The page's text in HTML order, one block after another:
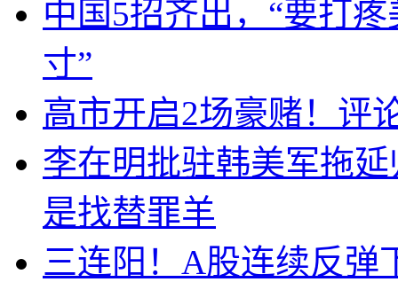
中国5招齐出，“要打
寸”
高市开启2场豪赌！评
李在明批驻韩美军拖
是找替罪羊
三连阳！A股连续反弹